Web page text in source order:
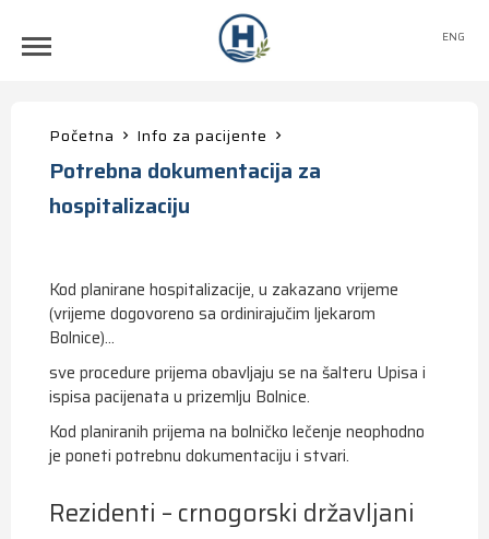
ENG
Početna Info za pacijente
Potrebna dokumentacija za
hospitalizaciju
Kod planirane hospitalizacije, u zakazano vrijeme
(vrijeme dogovoreno sa ordinirajučim ljekarom
Bolnice)...
sve procedure prijema obavljaju se na šalteru Upisa i
ispisa pacijenata u prizemlju Bolnice.
Kod planiranih prijema na bolničko lečenje neophodno
je poneti potrebnu dokumentaciju i stvari.
Rezidenti – crnogorski državljani